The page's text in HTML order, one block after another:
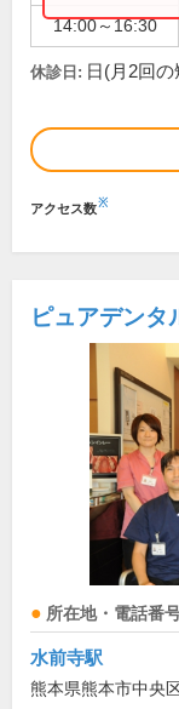
14:00～16:30
休診日: 日(月2回
アクセス数※
ピュアデンタ
所在地・電話番
水前寺駅
熊本県熊本市中央